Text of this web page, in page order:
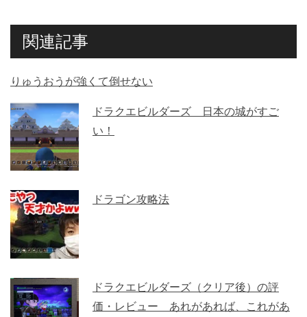
関連記事
りゅうおうが強くて倒せない
ドラクエビルダーズ 日本の城がすご
い！
ドラゴン攻略法
ドラクエビルダーズ（クリア後）の評
価・レビュー あれがあれば、これがあ